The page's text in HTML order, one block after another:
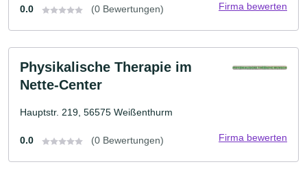
0.0 (0 Bewertungen) Firma bewerten
Physikalische Therapie im
Nette-Center
Hauptstr. 219, 56575 Weißenthurm
0.0 (0 Bewertungen) Firma bewerten